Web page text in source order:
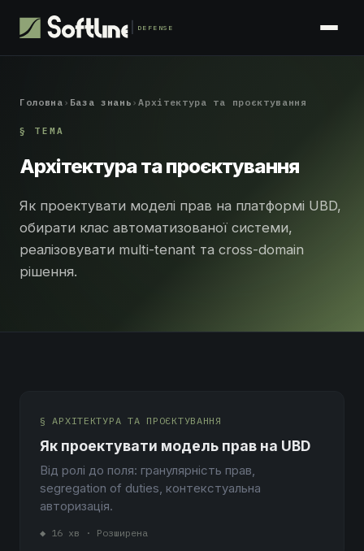
DEFENSE
Головна › База знань ›Архітектура та проєктування
§ ТЕМА
Архітектура та проєктування
Як проектувати моделі прав на платформі UBD,
обирати клас автоматизованої системи,
реалізовувати multi-tenant та cross-domain
рішення.
§ АРХІТЕКТУРА ТА ПРОЄКТУВАННЯ
Як проектувати модель прав на UBD
Від ролі до поля: гранулярність прав,
segregation of duties, контекстуальна
авторизація.
◆ 16 хв · Розширена